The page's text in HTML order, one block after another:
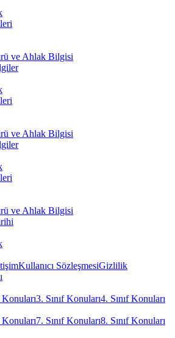
ve Ahlak Bilgisi
ve Ahlak Bilgisi
ve Ahlak Bilgisi
Kullanıcı SözleşmesiGizlilik
Konuları3. Sınıf Konuları4. Sınıf Konuları
Konuları7. Sınıf Konuları8. Sınıf Konuları